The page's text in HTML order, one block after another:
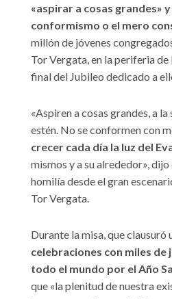
«aspirar a cosas grandes»
conformismo o el mero
millón de jóvenes
Tor Vergata, en la periferia de
final del Jubileo dedicado a
«Aspiren a cosas grandes, a
estén. No se conformen con
crecer cada día la luz del
mismos y a su alrededor»,
homilía desde el gran
Tor Vergata.
Durante la misa, que clausuró
celebraciones con miles de
todo el mundo por el Año
que «la plenitud de nuestra